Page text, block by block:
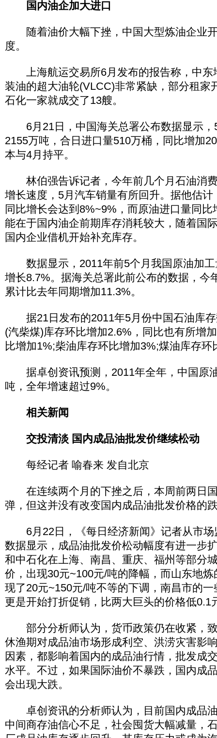
国内油企加大进口
随着油价大幅下挫，中国大型炼油企业
度。
上海航运交易所6月发布的报告称，中东
装油的超大油轮(VLCC)非常紧缺，部分租家
石化一家就成交了13艘。
6月21日，中国海关总署公布数据显示，
2155万吨，合日进口量510万桶，同比增加
本与4月持平。
林伯强告诉记者，今年前几个月石油消
增长速度，5月汽车销量有所回升。据他估
同比增长会达到8%~9%，而原油进口量同
能在于国内油企前期库存消耗较大，随着国
国内企业借机开始补充库存。
数据显示，2011年前5个月我国原油加工
增长8.7%。据海关总署此前公布的数据，今
累计比去年同期增加11.3%。
据21日发布的2011年5月份中国石油库存
(汽柴煤)库存环比增加2.6%，同比也有所增
比增加1%;柴油库存环比增加3%;煤油库存环
据卓创资讯预测，2011年全年，中国原
吨，全年增速超过9%。
相关新闻
交投清淡 国内成品油批发价继续松动
每经记者 喻春来 发自北京
在连续两个月的下挫之后，本周前两日
弹，但这并没有改变国内成品油批发价格的
6月22日，《每日经济新闻》记者从市场
数据显示，成品油批发价松动幅度有进一步
和中石化在上海、南昌、重庆、福州等部分
价，出现30元~100元/吨的降幅，而山东地
现了20元~150元/吨不等的下调，南昌市的
更是开始打折促销，比两大巨头的价格低0.1
部分分析师认为，货币政策仍在收紧，
休渔期对成品油市场形成利空、洪涝灾害影
因素，都影响着国内的成品油行情，批发成
水平。不过，如果国际油价不暴跌，国内成
会出现大跌。
卓创资讯的分析师认为，目前国内成品
中间商存油信心不足，社会囤货大幅减量，